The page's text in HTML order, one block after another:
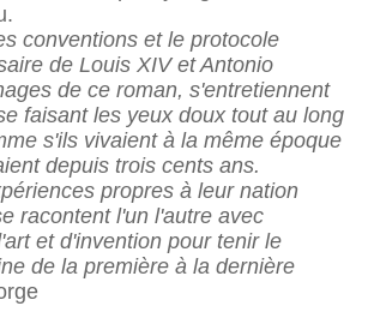
conventions et le protocole
de Louis XIV et Antonio
de ce roman, s'entretiennent
faisant les yeux doux tout au long
s'ils vivaient à la même époque
depuis trois cents ans.
propres à leur nation
racontent l'un l'autre avec
et d'invention pour tenir le
de la première à la dernière